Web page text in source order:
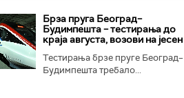
Брза пруга Београд–
Будимпешта – тестирања до
краја августа, возови на јесен
Тестирања брзе пруге Београд–
Будимпешта требало...